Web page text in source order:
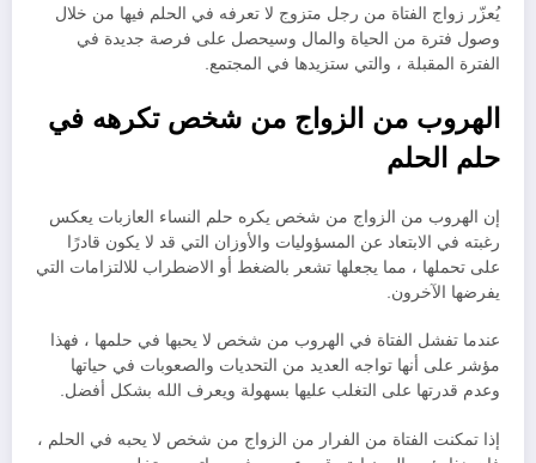
يُعزّر زواج الفتاة من رجل متزوج لا تعرفه في الحلم فيها من خلال
وصول فترة من الحياة والمال وسيحصل على فرصة جديدة في
الفترة المقبلة ، والتي ستزيدها في المجتمع.
الهروب من الزواج من شخص تكرهه في
حلم الحلم
إن الهروب من الزواج من شخص يكره حلم النساء العازبات يعكس
رغبته في الابتعاد عن المسؤوليات والأوزان التي قد لا يكون قادرًا
على تحملها ، مما يجعلها تشعر بالضغط أو الاضطراب للالتزامات التي
يفرضها الآخرون.
عندما تفشل الفتاة في الهروب من شخص لا يحبها في حلمها ، فهذا
مؤشر على أنها تواجه العديد من التحديات والصعوبات في حياتها
وعدم قدرتها على التغلب عليها بسهولة ويعرف الله بشكل أفضل.
إذا تمكنت الفتاة من الفرار من الزواج من شخص لا يحبه في الحلم ،